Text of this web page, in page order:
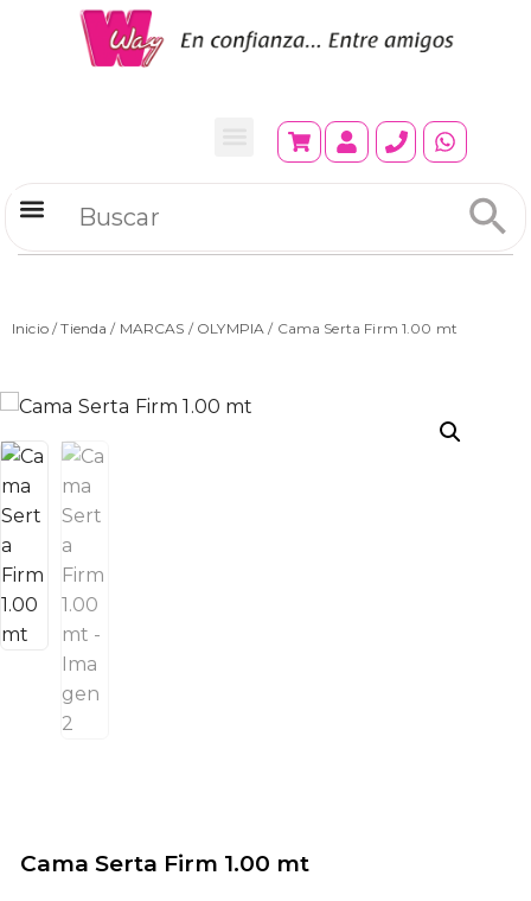
Inicio/Tienda / MARCAS / OLYMPIA / Cama Serta Firm 1.00 mt
Cama Serta Firm 1.00 mt